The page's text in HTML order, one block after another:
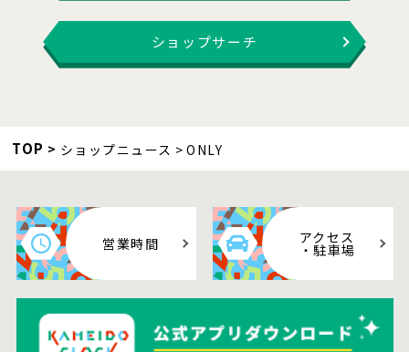
ショップサーチ
TOP ショップニュース ONLY
営業時間 アクセス
・駐車場